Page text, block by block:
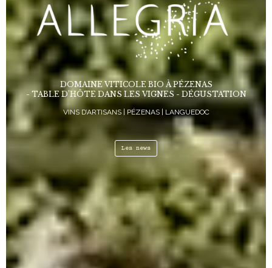
DOMAINE VITICOLE BIO À PÉZENAS
- TABLE D’HÔTE DANS LES VIGNES - DÉGUSTATION
VINS D’ARTISANS | PÉZENAS | LANGUEDOC
Les news